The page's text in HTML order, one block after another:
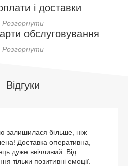
і доставки
обслуговування
Відгуки
залишилася більше, ніж
Доставка оперативна,
дуже ввічливий. Від
тільки позитивні емоції.